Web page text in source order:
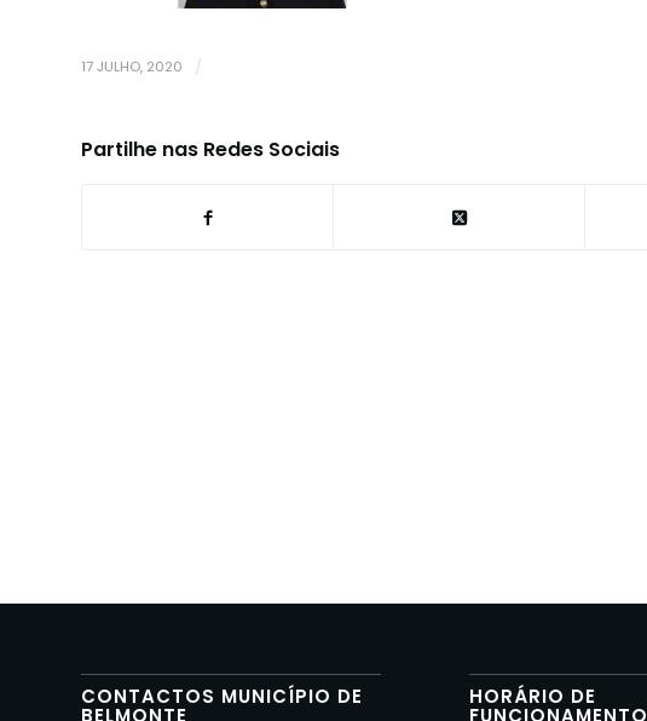
17 JULHO, 2020 /
Partilhe nas Redes Sociais
CONTACTOS MUNICÍPIO DE
BELMONTE
HORÁRIO DE
FUNCIONAMENTO